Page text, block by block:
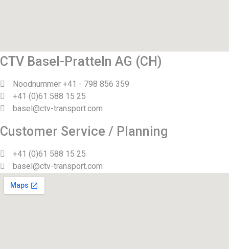
CTV Basel-Pratteln AG (CH)
Noodnummer +41 - 798 856 359
+41 (0)61 588 15 25
basel@ctv-transport.com
Customer Service / Planning
+41 (0)61 588 15 25
basel@ctv-transport.com